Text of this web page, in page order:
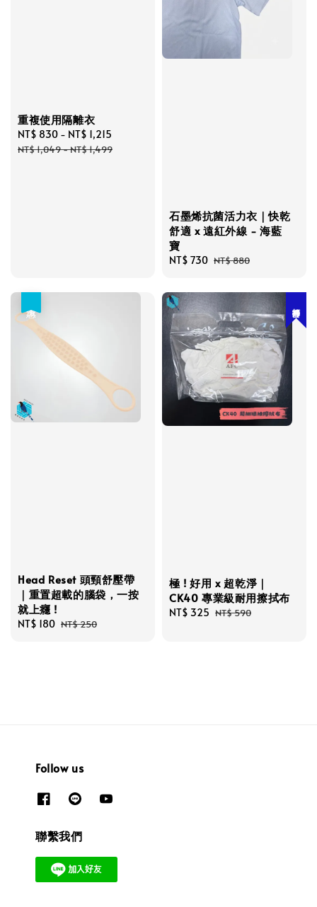
重複使用隔離衣
Sale
price
NT$ 830 - NT$ 1,215
NT$ 1,049-NT$ 1,499
石墨烯抗菌活力衣｜快乾
舒適 x 遠紅外線 - 海藍
寶
Sale
NT$ 730 Regular
NT$ 880
Head Reset 頭頸舒壓帶
｜重置超載的腦袋，一按
就上癮 !
Sale
NT$ 180 Regular
NT$ 250
極 ! 好用 x 超乾淨｜
CK40 專業級耐用擦拭布
Sale
NT$ 325 Regular
NT$ 590
Follow us
聯繫我們